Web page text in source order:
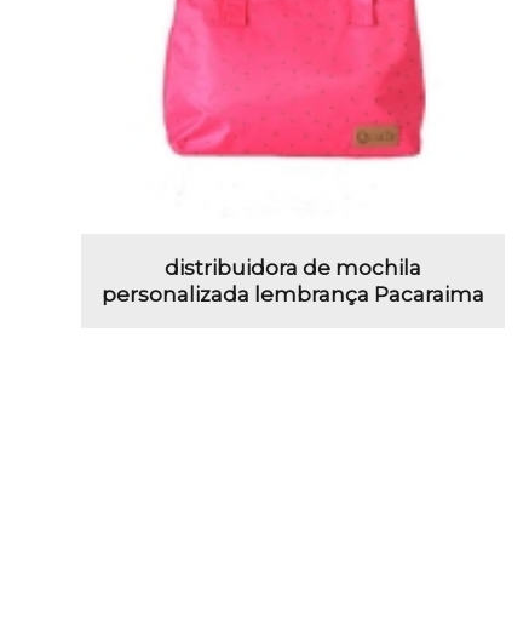
distribuidora de mochila
personalizada lembrança Pacaraima